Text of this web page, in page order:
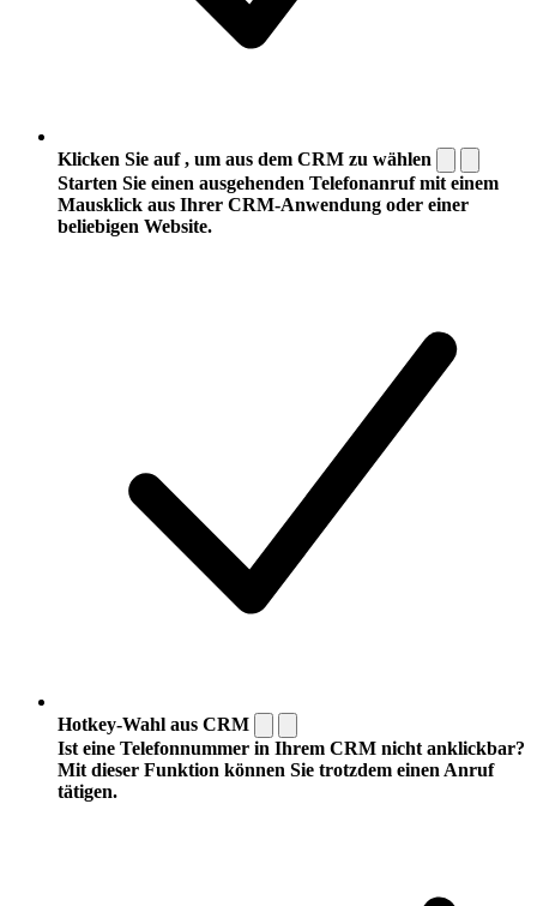
Klicken Sie auf , um aus dem CRM zu wählen
Starten Sie einen ausgehenden Telefonanruf mit einem
Mausklick aus Ihrer CRM-Anwendung oder einer
beliebigen Website.
Hotkey-Wahl aus CRM
Ist eine Telefonnummer in Ihrem CRM nicht anklickbar?
Mit dieser Funktion können Sie trotzdem einen Anruf
tätigen.